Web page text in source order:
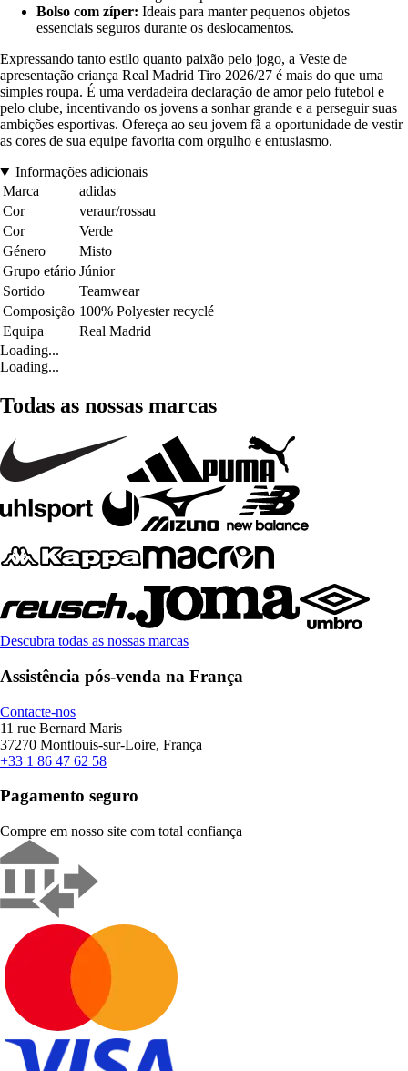
Bolso com zíper: Ideais para manter pequenos objetos
essenciais seguros durante os deslocamentos.
Expressando tanto estilo quanto paixão pelo jogo, a Veste de
apresentação criança Real Madrid Tiro 2026/27 é mais do que uma
simples roupa. É uma verdadeira declaração de amor pelo futebol e
pelo clube, incentivando os jovens a sonhar grande e a perseguir suas
ambições esportivas. Ofereça ao seu jovem fã a oportunidade de vestir
as cores de sua equipe favorita com orgulho e entusiasmo.
Informações adicionais
Marca
adidas
Cor
veraur/rossau
Cor
Verde
Género
Misto
Grupo etário Júnior
Sortido
Teamwear
Composição 100% Polyester recyclé
Equipa
Real Madrid
Loading...
Loading...
Todas as nossas marcas
Descubra todas as nossas marcas
Assistência pós-venda na França
Contacte-nos
11 rue Bernard Maris
37270 Montlouis-sur-Loire, França
+33 1 86 47 62 58
Pagamento seguro
Compre em nosso site com total confiança